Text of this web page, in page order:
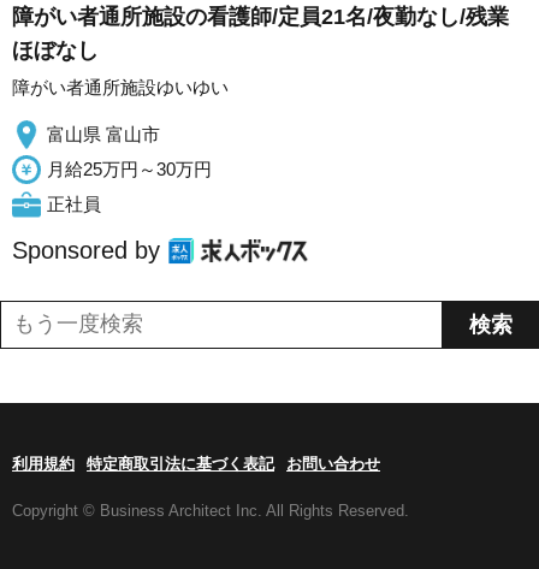
障がい者通所施設の看護師/定員21名/夜勤なし/残業
ほぼなし
障がい者通所施設ゆいゆい
富山県 富山市
月給25万円～30万円
正社員
Sponsored by
利用規約 特定商取引法に基づく表記 お問い合わせ
Copyright © Business Architect Inc. All Rights Reserved.